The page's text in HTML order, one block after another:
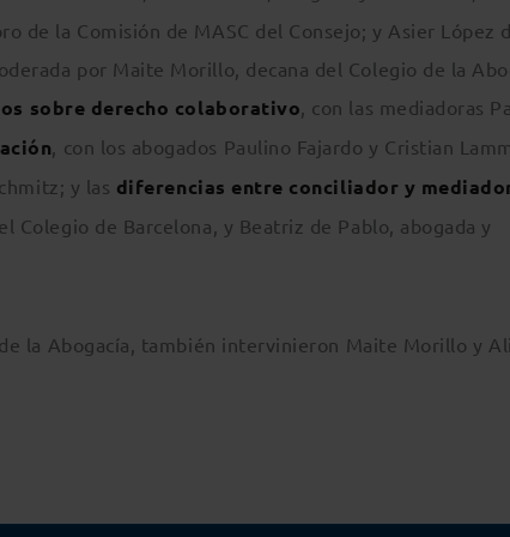
de la Comisión de MASC del Consejo; y Asier López
por Maite Morillo, decana del Colegio de la
sobre derecho colaborativo, con las mediadoras
, con los abogados Paulino Fajardo y Cristian
y las diferencias entre conciliador y
Colegio de Barcelona, y Beatriz de Pablo, abogada y
la Abogacía, también intervinieron Maite Morillo y